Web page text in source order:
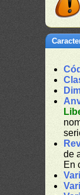
de
En